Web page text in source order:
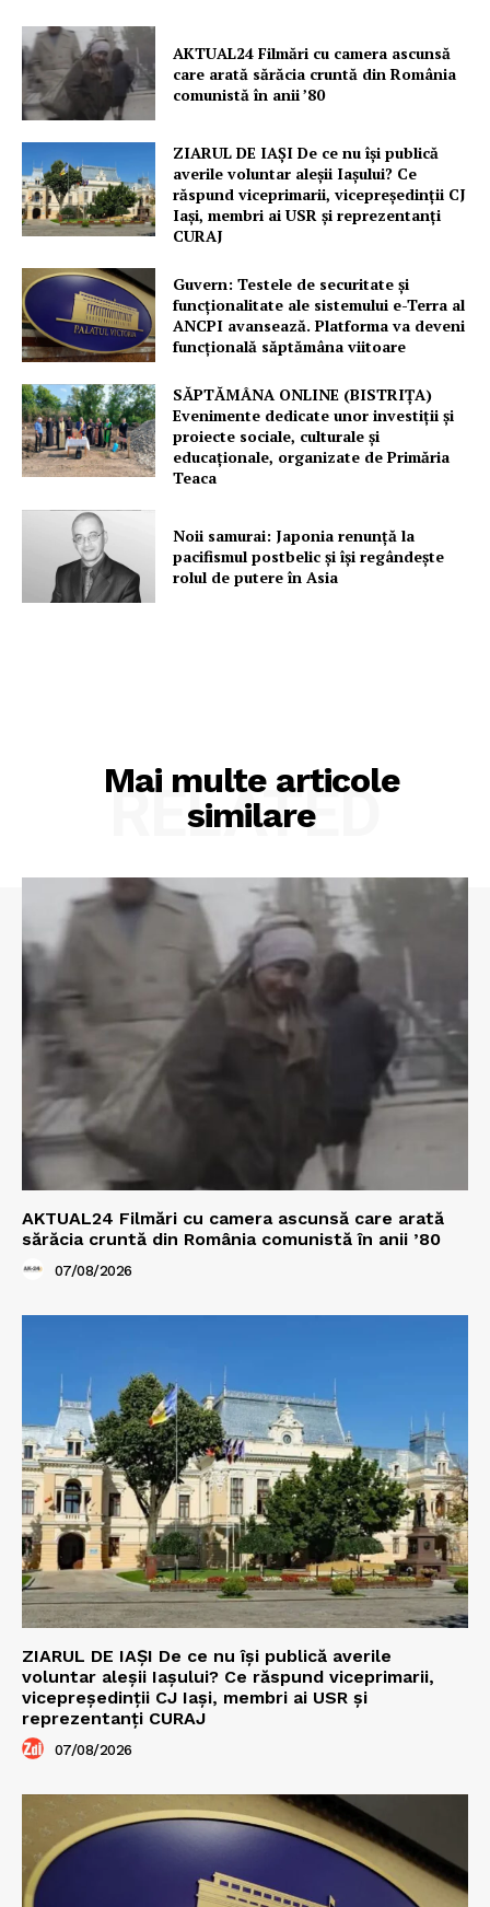
Un proiect
FREEDOM HOUSE ROMÂNIA
PRESShub
AKTUAL24 Filmări cu camera ascunsă
care arată sărăcia cruntă din România
comunistă în anii ’80
ZIARUL DE IAȘI De ce nu își publică
averile voluntar aleșii Iașului? Ce
răspund viceprimarii, vicepreședinții CJ
Iași, membri ai USR și reprezentanți
CURAJ
Guvern: Testele de securitate și
funcționalitate ale sistemului e-Terra al
ANCPI avansează. Platforma va deveni
funcțională săptămâna viitoare
SĂPTĂMÂNA ONLINE (BISTRIȚA)
Evenimente dedicate unor investiții și
proiecte sociale, culturale și
educaționale, organizate de Primăria
Teaca
Noii samurai: Japonia renunță la
pacifismul postbelic și își regândește
rolul de putere în Asia
Mai multe articole
similare
RELATED
AKTUAL24 Filmări cu camera ascunsă care arată
sărăcia cruntă din România comunistă în anii ’80
07/08/2026
ZIARUL DE IAȘI De ce nu își publică averile
voluntar aleșii Iașului? Ce răspund viceprimarii,
vicepreședinții CJ Iași, membri ai USR și
reprezentanți CURAJ
07/08/2026